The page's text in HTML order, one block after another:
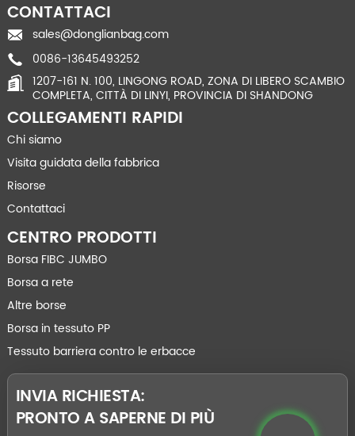
CONTATTACI
sales@donglianbag.com
0086-13645493252
1207-161 N. 100, LINGONG ROAD, ZONA DI LIBERO SCAMBIO
COMPLETA, CITTÀ DI LINYI, PROVINCIA DI SHANDONG
COLLEGAMENTI RAPIDI
Chi siamo
Visita guidata della fabbrica
Risorse
Contattaci
CENTRO PRODOTTI
Borsa FIBC JUMBO
Borsa a rete
Altre borse
Borsa in tessuto PP
Tessuto barriera contro le erbacce
INVIA RICHIESTA:
PRONTO A SAPERNE DI PIÙ